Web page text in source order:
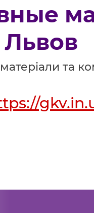
Львов
матеріали та